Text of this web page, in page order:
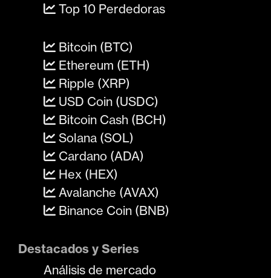
Top 10 Perdedoras
Bitcoin (BTC)
Ethereum (ETH)
Ripple (XRP)
USD Coin (USDC)
Bitcoin Cash (BCH)
Solana (SOL)
Cardano (ADA)
Hex (HEX)
Avalanche (AVAX)
Binance Coin (BNB)
Destacados y Series
Análisis de mercado